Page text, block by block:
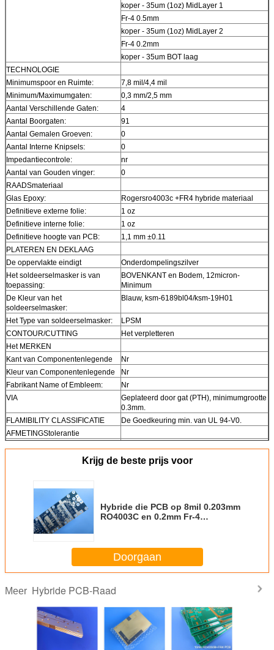
koper - 35um (1oz) MidLayer 1
Fr-4 0.5mm
koper - 35um (1oz) MidLayer 2
Fr-4 0.2mm
koper - 35um BOT laag
TECHNOLOGIE
Minimumspoor en Ruimte:
7,8 mil/4,4 mil
Minimum/Maximumgaten:
0,3 mm/2,5 mm
Aantal Verschillende Gaten:
4
Aantal Boorgaten:
91
Aantal Gemalen Groeven:
0
Aantal Interne Knipsels:
0
Impedantiecontrole:
nr
Aantal van Gouden vinger:
0
RAADSmateriaal
Glas Epoxy:
Rogersro4003c +FR4 hybride materiaal
Definitieve externe folie:
1 oz
Definitieve interne folie:
1 oz
Definitieve hoogte van PCB:
1,1 mm ±0.11
PLATEREN EN DEKLAAG
De oppervlakte eindigt
Onderdompelingszilver
Het soldeerselmasker is van
toepassing:
BOVENKANT en Bodem, 12micron-
Minimum
De Kleur van het
soldeerselmasker:
Blauw, ksm-6189bl04/ksm-19H01
Het Type van soldeerselmasker:
LPSM
CONTOUR/CUTTING
Het verpletteren
Het MERKEN
Kant van Componentenlegende
Nr
Kleur van Componentenlegende
Nr
Fabrikant Name of Embleem:
Nr
VIA
Geplateerd door gat (PTH), minimumgrootte
0.3mm.
FLAMIBILITY CLASSIFICATIE
De Goedkeuring min. van UL 94-V0.
AFMETINGStolerantie
0,0029“
TYPE VAN TE LEVEREN
KUNSTWERK
enz.
DE DIENSTgebied
Wereldwijd, globaal.
Krijg de beste prijs voor
Hybride die PCB op 8mil 0.203mm
RO4003C en 0.2mm Fr-4
combineerde RO4003C en Fr-4
Doorgaan
Meer Hybride PCB-Raad